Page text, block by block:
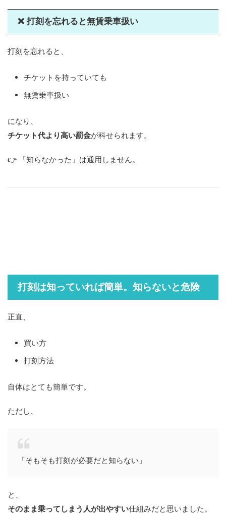
❌ 打刻を忘れると無賃乗車扱い
打刻を忘れると、
チケットを持っていても
無賃乗車扱い
になり、
チケット代より高い罰金が科せられます。
👉 「知らなかった」は通用しません。
打刻は知っていれば簡単。知らないと危険
正直、
買い方
打刻方法
自体はとても簡単です。
ただし、
「そもそも打刻が必要だと知らない」
と、
そのまま乗ってしまう人が出やすい仕組みだと思いました。